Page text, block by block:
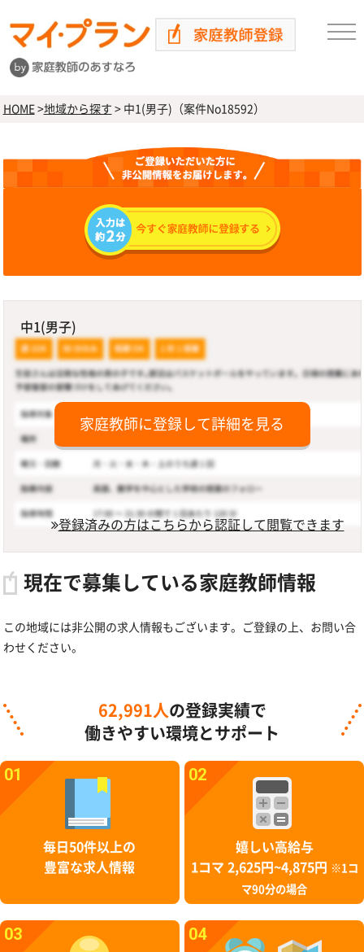
HOME>地域から探す >中1(男子)（案件No18592）
中1(男子)
家庭教師に登録して詳細を見る
登録済みの方はこちらから認証して閲覧できます
現在で募集している家庭教師情報
この地域には非公開の求人情報もございます。ご登録の上、お問い合
わせください。
62,991人 の登録実績で
働きやすい環境とサポート
01
毎日50件以上の
豊富な求人情報
02
嬉しい高給与
1コマ 2,625円~4,875円
※1コ
マ90分の場合
03 04